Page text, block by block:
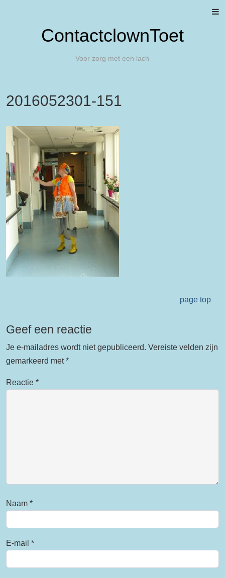
ContactclownToet
Voor zorg met een lach
2016052301-151
page top
Geef een reactie
Je e-mailadres wordt niet gepubliceerd. Vereiste velden zijn
gemarkeerd met*
Reactie *
Naam *
E-mail *